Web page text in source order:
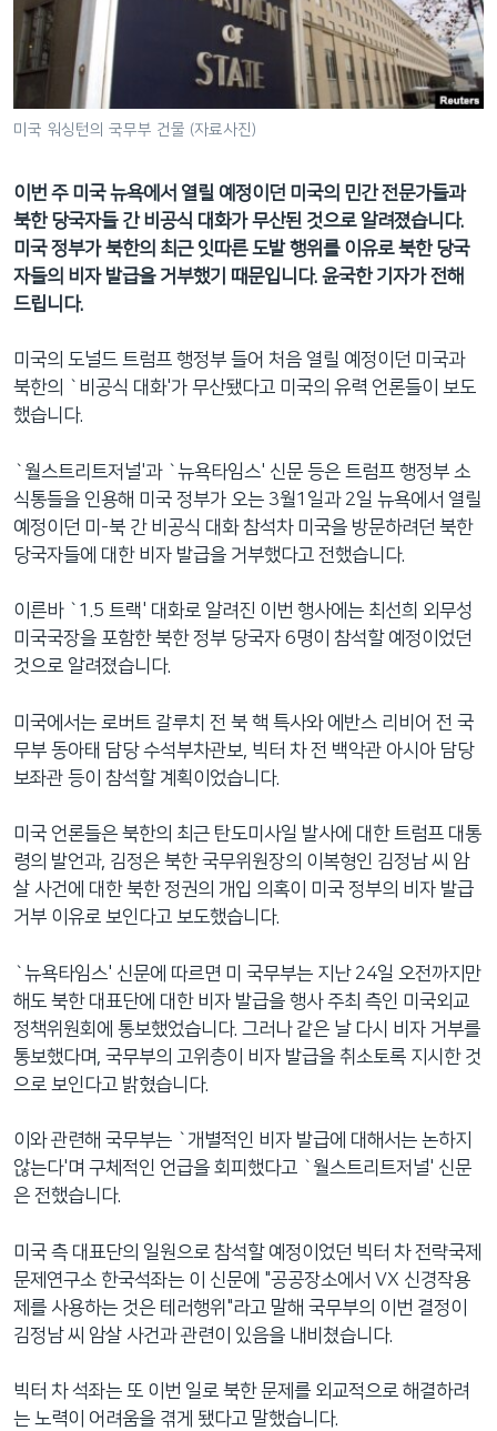
션
로
동
검
로
등
미국 워싱턴의 국무부 건물 (자료사진)
이번 주 미국 뉴욕에서 열릴 예정이던 미국의 민간 전문가들과
북한 당국자들 간 비공식 대화가 무산된 것으로 알려졌습니다.
미국 정부가 북한의 최근 잇따른 도발 행위를 이유로 북한 당국
자들의 비자 발급을 거부했기 때문입니다. 윤국한 기자가 전해
드립니다.
미국의 도널드 트럼프 행정부 들어 처음 열릴 예정이던 미국과
북한의 `비공식 대화'가 무산됐다고 미국의 유력 언론들이 보도
했습니다.
`월스트리트저널'과 `뉴욕타임스' 신문 등은 트럼프 행정부 소
식통들을 인용해 미국 정부가 오는 3월1일과 2일 뉴욕에서 열릴
예정이던 미-북 간 비공식 대화 참석차 미국을 방문하려던 북한
당국자들에 대한 비자 발급을 거부했다고 전했습니다.
이른바 `1.5 트랙' 대화로 알려진 이번 행사에는 최선희 외무성
미국국장을 포함한 북한 정부 당국자 6명이 참석할 예정이었던
것으로 알려졌습니다.
미국에서는 로버트 갈루치 전 북 핵 특사와 에반스 리비어 전 국
무부 동아태 담당 수석부차관보, 빅터 차 전 백악관 아시아 담당
보좌관 등이 참석할 계획이었습니다.
미국 언론들은 북한의 최근 탄도미사일 발사에 대한 트럼프 대통
령의 발언과, 김정은 북한 국무위원장의 이복형인 김정남 씨 암
살 사건에 대한 북한 정권의 개입 의혹이 미국 정부의 비자 발급
거부 이유로 보인다고 보도했습니다.
`뉴욕타임스' 신문에 따르면 미 국무부는 지난 24일 오전까지만
해도 북한 대표단에 대한 비자 발급을 행사 주최 측인 미국외교
정책위원회에 통보했었습니다. 그러나 같은 날 다시 비자 거부를
통보했다며, 국무부의 고위층이 비자 발급을 취소토록 지시한 것
으로 보인다고 밝혔습니다.
이와 관련해 국무부는 `개별적인 비자 발급에 대해서는 논하지
않는다'며 구체적인 언급을 회피했다고 `월스트리트저널' 신문
은 전했습니다.
미국 측 대표단의 일원으로 참석할 예정이었던 빅터 차 전략국제
문제연구소 한국석좌는 이 신문에 "공공장소에서 VX 신경작용
제를 사용하는 것은 테러행위"라고 말해 국무부의 이번 결정이
김정남 씨 암살 사건과 관련이 있음을 내비쳤습니다.
빅터 차 석좌는 또 이번 일로 북한 문제를 외교적으로 해결하려
는 노력이 어려움을 겪게 됐다고 말했습니다.